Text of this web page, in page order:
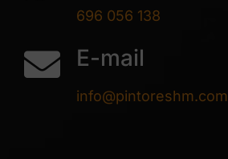
696 056 138
E-mail
info@pintoreshm.com